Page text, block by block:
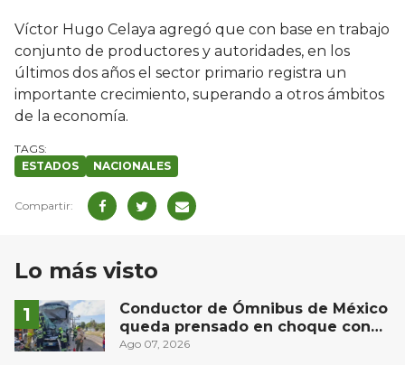
Víctor Hugo Celaya agregó que con base en trabajo
conjunto de productores y autoridades, en los
últimos dos años el sector primario registra un
importante crecimiento, superando a otros ámbitos
de la economía.
ESTADOS NACIONALES
Lo más visto
Conductor de Ómnibus de México
queda prensado en choque con
materialista en San Juan del Río
Ago 07, 2026